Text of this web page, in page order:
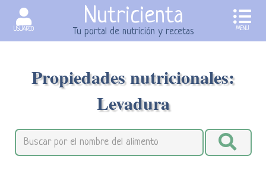
USUARIO
Nutricienta
Tu portal de nutrición y recetas MENU
Propiedades nutricionales:
Levadura